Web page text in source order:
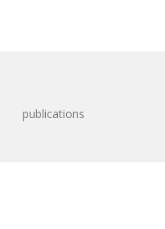
publications